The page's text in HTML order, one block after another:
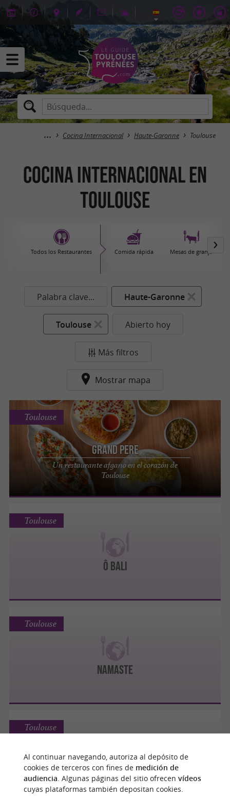
Cocina Internacional Haute-Garonne Toulouse
Cocina Internacional en
Toulouse
Todos los Restaurantes Comida rápida Mesas de granja
Palabra clave... Haute-Garonne
Toulouse Abierto hoy
Más filtros
Mostrar mapa
Grand Pere
Un restaurante afgano en el corazón de
Toulouse
Toulouse
Ô Bali
Toulouse
Namaste
Toulouse
Toto Bello
Toulouse
Al continuar navegando, autoriza al depósito de
cookies de terceros con fines de medición de
audiencia . Algunas páginas del sitio ofrecen vídeos
cuyas plataformas también depositan cookies.